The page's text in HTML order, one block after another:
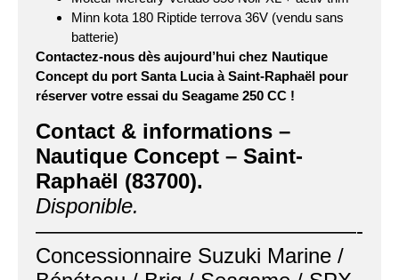
Minn kota 180 Riptide terrova 36V (vendu sans
batterie)
Contactez-nous dès aujourd’hui chez Nautique
Concept du port Santa Lucia à Saint-Raphaël pour
réserver votre essai du Seagame 250 CC !
Contact & informations –
Nautique Concept – Saint-
Raphaël (83700).
Disponible.
———————————————-
Concessionnaire Suzuki Marine /